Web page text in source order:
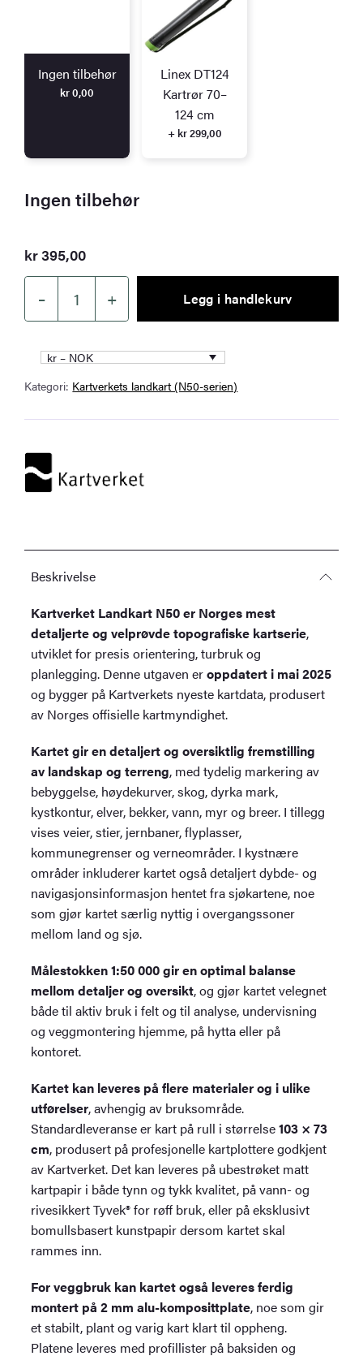
Ingen tilbehør
kr0,00
Linex DT124
Kartrør 70–
124 cm
+ kr 299,00
Ingen tilbehør
kr395,00
–
Kartverket
–
landkart
(N50):
37-
antall
+ Legg i handlekurv
kr – NOK
Kategori: Kartverkets landkart (N50-serien)
Beskrivelse
Kartverket Landkart N50 er Norges mest
detaljerte og velprøvde topografiske kartserie,
utviklet for presis orientering, turbruk og
planlegging. Denne utgaven eroppdatert i mai 2025
og bygger på Kartverkets nyeste kartdata, produsert
av Norges offisielle kartmyndighet.
Kartet gir en detaljert og oversiktlig fremstilling
av landskap og terreng, med tydelig markering av
bebyggelse, høydekurver, skog, dyrka mark,
kystkontur, elver, bekker, vann, myr og breer. I tillegg
vises veier, stier, jernbaner, flyplasser,
kommunegrenser og verneområder. I kystnære
områder inkluderer kartet også detaljert dybde- og
navigasjonsinformasjon hentet fra sjøkartene, noe
som gjør kartet særlig nyttig i overgangssoner
mellom land og sjø.
Målestokken 1:50 000 gir en optimal balanse
mellom detaljer og oversikt, og gjør kartet velegnet
både til aktiv bruk i felt og til analyse, undervisning
og veggmontering hjemme, på hytta eller på
kontoret.
Kartet kan leveres på flere materialer og i ulike
utførelser, avhengig av bruksområde.
Standardleveranse er kart på rull i størrelse103 × 73
cm, produsert på profesjonelle kartplottere godkjent
av Kartverket. Det kan leveres på ubestrøket matt
kartpapir i både tynn og tykk kvalitet, på vann- og
rivesikkert Tyvek® for røff bruk, eller på eksklusivt
bomullsbasert kunstpapir dersom kartet skal
rammes inn.
For veggbruk kan kartet også leveres ferdig
montert på 2 mm alu-komposittplate, noe som gir
et stabilt, plant og varig kart klart til oppheng.
Platene leveres med profillister på baksiden og